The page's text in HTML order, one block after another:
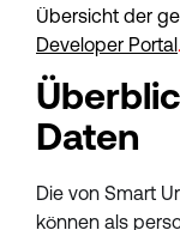
Developer Portal.
Daten
Die von Smart
können als